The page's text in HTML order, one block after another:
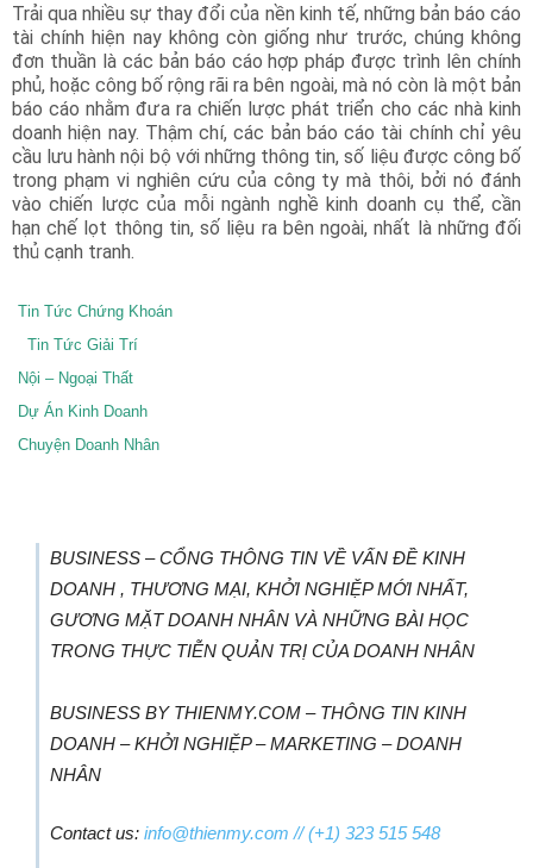
Trải qua nhiều sự thay đổi của nền kinh tế, những bản báo cáo
tài chính hiện nay không còn giống như trước, chúng không
đơn thuần là các bản báo cáo hợp pháp được trình lên chính
phủ, hoặc công bố rộng rãi ra bên ngoài, mà nó còn là một bản
báo cáo nhằm đưa ra chiến lược phát triển cho các nhà kinh
doanh hiện nay. Thậm chí, các bản báo cáo tài chính chỉ yêu
cầu lưu hành nội bộ với những thông tin, số liệu được công bố
trong phạm vi nghiên cứu của công ty mà thôi, bởi nó đánh
vào chiến lược của mỗi ngành nghề kinh doanh cụ thể, cần
hạn chế lọt thông tin, số liệu ra bên ngoài, nhất là những đối
thủ cạnh tranh.
Tin Tức Chứng Khoán
Tin Tức Giải Trí
Nội – Ngoại Thất
Dự Án Kinh Doanh
Chuyện Doanh Nhân
BUSINESS – CỔNG THÔNG TIN VỀ VẤN ĐỀ KINH
DOANH , THƯƠNG MẠI, KHỞI NGHIỆP MỚI NHẤT,
GƯƠNG MẶT DOANH NHÂN VÀ NHỮNG BÀI HỌC
TRONG THỰC TIỄN QUẢN TRỊ CỦA DOANH NHÂN
BUSINESS BY THIENMY.COM – THÔNG TIN KINH
DOANH – KHỞI NGHIỆP – MARKETING – DOANH
NHÂN
Contact us: info@thienmy.com // (+1) 323 515 548